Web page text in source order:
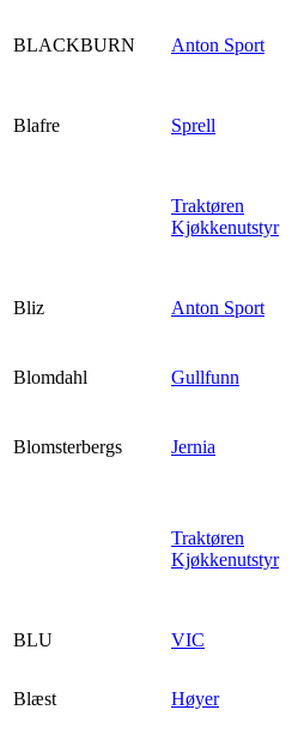
BLACKBURN Anton Sport
Blafre Sprell
Traktøren
Kjøkkenutstyr
Bliz Anton Sport
Blomdahl Gullfunn
Blomsterbergs Jernia
Traktøren
Kjøkkenutstyr
BLU
VIC
Blæst Høyer